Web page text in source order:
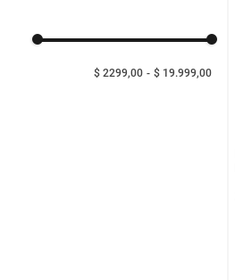
$ 2299,00 $ 19.999,00